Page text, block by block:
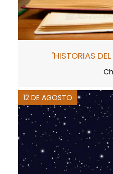
"HISTORIAS
12 DE AGOSTO